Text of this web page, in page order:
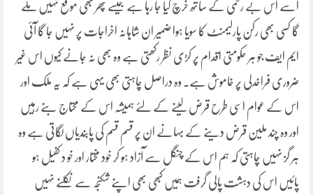
اسے اس بے رحمی کے ساتھ خرچ کیا جا رہا ہے جیسے پھر کبھی موقع نہیں ملے
گا کسی بھی رکن پارلیمنٹ کا سویا ہوا ضمیر ان شاہانہ اخراجات پر نہیں جا گا آئی
ایم ایف جو ہر حکومتی اقدام پر کڑی نظر رکھتی ہے وہ بھی نہ جانے کیوں اس غیر
ضروری فراخدلی پر خاموش ہے۔ وہ دراصل چاہتی بھی یہی ہے کہ یہ ملک اور
اس کے عوام اسی طرح قرض لینے کے لئے ہمیشہ اس کے محتاج بنے رہیں
اور وہ چند ملین قرض دینے کے بہانے ان پر قسم قسم کی پابندیاں لگاتی ہے وہ
ہر گز نہیں چاہتی کہ ہم اس کے چنگل سے آزاد ہو کر خود مختار اور خو د کفیل ہو
پائیں اس کی دہشت پالی گرفت ہمیں کبھی بھی اپنے شکنجہ سے نکلنے نہیں